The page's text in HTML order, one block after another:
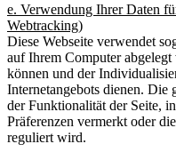
e. Verwendung Ihrer Daten
Webtracking)
Diese Webseite verwendet
auf Ihrem Computer
können und der
Internetangebots dienen. Die
der Funktionalität der Seite,
Präferenzen vermerkt oder
reguliert wird.